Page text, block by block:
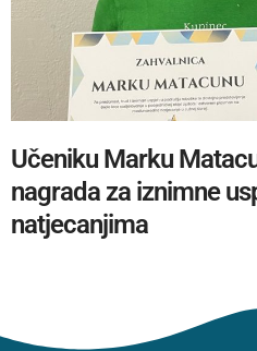
Učeniku Marku
nagrada za iznimne
natjecanjima